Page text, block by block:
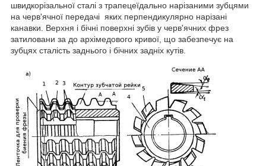
швидкорізальної сталі з трапецеїдально нарізаними зубцями
на черв'ячної передачі яких перпендикулярно нарізані
канавки. Верхня і бічні поверхні зубів у черв'ячних фрез
затиловани за до архімедового кривої, що забезпечує на
зубцях сталість заднього і бічних задніх кутів.